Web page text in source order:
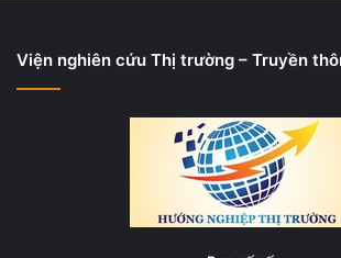
Viện nghiên cứu Thị trường – Truyền